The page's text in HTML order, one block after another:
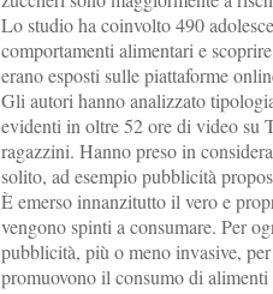
Lo studio ha coinvolto 490
comportamenti alimentari e
erano esposti sulle piattaforme
Gli autori hanno analizzato
evidenti in oltre 52 ore di video su
ragazzini. Hanno preso in
solito, ad esempio pubblicità
È emerso innanzitutto il vero e
vengono spinti a consumare. Per
pubblicità, più o meno invasive,
promuovono il consumo di